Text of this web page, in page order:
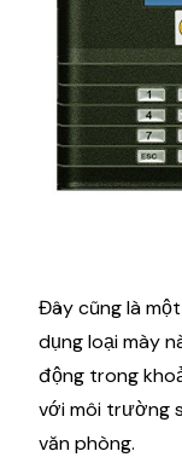
Đây cũng là
dụng loại mày
động trong
với môi trường
văn phòng.